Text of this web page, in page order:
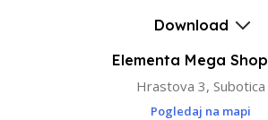
Download
Elementa Mega Shop
Hrastova 3, Subotica
Pogledaj na mapi